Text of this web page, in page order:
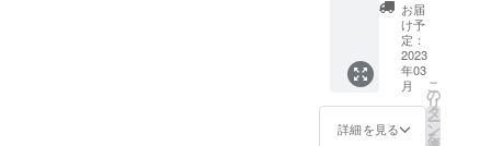
荷時期
が遅れ
る場合
があり
ます。
た場
合、正
規販売
価格が
販売予
定価格
より下
がる可
無」(カ
ラー選
択可能)
一般販
売予定
価格
15,500
お届
け予
定：
2023
年03
月
詳細を見る
こ
の
リ
タ
ー
ン
を